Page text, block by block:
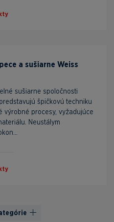
a sušiarne Weiss
sušiarne spoločnosti
špičkovú techniku
výrobné procesy, vyžadujúce
Neustálym